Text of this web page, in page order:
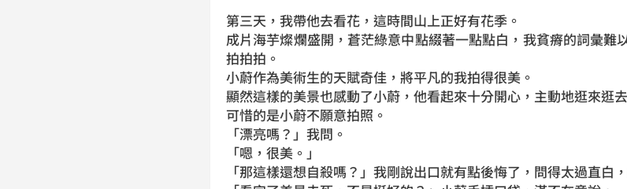
第三天，我帶他去看花，這時間山上正好有花季。
成片海芋燦爛盛開，蒼茫綠意中點綴著一點點白，我貧瘠的詞彙難
拍拍拍。
小蔚作為美術生的天賦奇佳，將平凡的我拍得很美。
顯然這樣的美景也感動了小蔚，他看起來十分開心，主動地逛來逛
可惜的是小蔚不願意拍照。
「漂亮嗎？」我問。
「嗯，很美。」
「那這樣還想自殺嗎？」我剛說出口就有點後悔了，問得太過直白